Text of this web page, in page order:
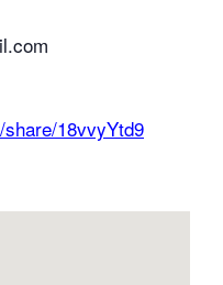
18vvyYtd9